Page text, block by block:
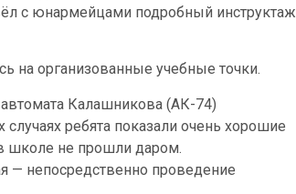
с юнармейцами подробный инструктаж
на организованные учебные точки.
Калашникова (АК-74)
ребята показали очень хорошие
школе не прошли даром.
— непосредственно проведение